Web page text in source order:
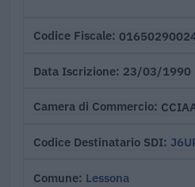
Codice Fiscale
Data Iscrizione 23/03/1990
Camera di Commercio
Codice Destinatario SDI
Comune Lessona